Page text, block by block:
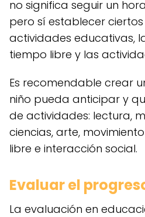
no significa seguir un
pero sí establecer
actividades educativas,
tiempo libre y las
Es recomendable crear
niño pueda anticipar y
de actividades: lectura,
ciencias, arte,
libre e interacción social.
Evaluar el
La evaluación en